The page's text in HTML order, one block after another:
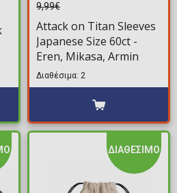
9,99€
Attack on Titan Sleeves
Japanese Size 60ct -
Eren, Mikasa, Armin
Διαθέσιμα: 2
ΔΙΑΘΕΣΙΜΟ